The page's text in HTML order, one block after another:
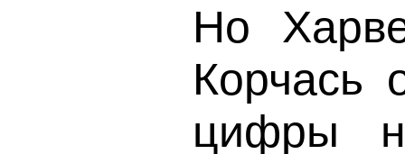
Но
Корчась
цифры